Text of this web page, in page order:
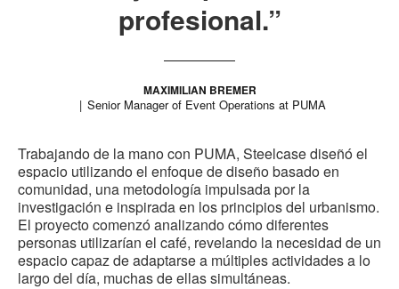
profesional.”
MAXIMILIAN BREMER
Senior Manager of Event Operations at PUMA
Trabajando de la mano con PUMA, Steelcase diseñó el
espacio utilizando el enfoque de diseño basado en
comunidad, una metodología impulsada por la
investigación e inspirada en los principios del urbanismo.
El proyecto comenzó analizando cómo diferentes
personas utilizarían el café, revelando la necesidad de un
espacio capaz de adaptarse a múltiples actividades a lo
largo del día, muchas de ellas simultáneas.